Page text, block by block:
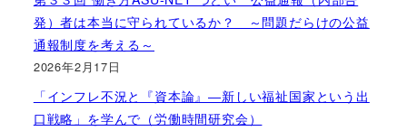
発）者は本当に守られているか？ ～問題だらけの公益
通報制度を考える～
2026年2月17日
「インフレ不況と『資本論』―新しい福祉国家という出
口戦略」を学んで（労働時間研究会）